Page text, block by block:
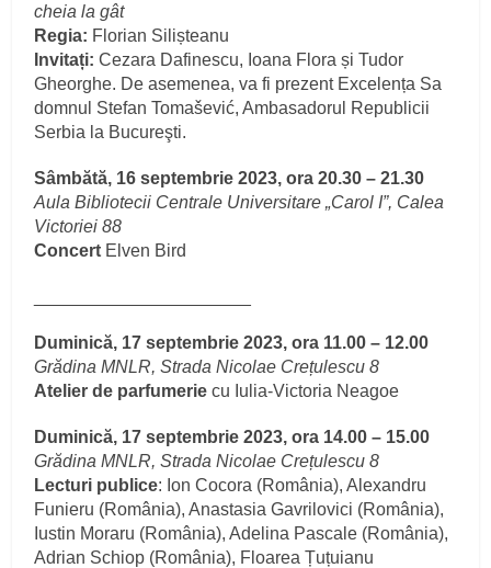
cheia la gât
Regia: Florian Silișteanu
Invitați: Cezara Dafinescu, Ioana Flora și Tudor
Gheorghe. De asemenea, va fi prezent Excelența Sa
domnul Stefan Tomašević, Ambasadorul Republicii
Serbia la Bucureşti.
Sâmbătă, 16 septembrie 2023, ora 20.30 – 21.30
Aula Bibliotecii Centrale Universitare „Carol I”, Calea
Victoriei 88
Concert Elven Bird
Duminică, 17 septembrie 2023, ora 11.00 – 12.00
Grădina MNLR, Strada Nicolae Crețulescu 8
Atelier de parfumerie cu Iulia-Victoria Neagoe
Duminică, 17 septembrie 2023, ora 14.00 – 15.00
Grădina MNLR, Strada Nicolae Crețulescu 8
Lecturi publice: Ion Cocora (România), Alexandru
Funieru (România), Anastasia Gavrilovici (România),
Iustin Moraru (România), Adelina Pascale (România),
Adrian Schiop (România), Floarea Țuțuianu